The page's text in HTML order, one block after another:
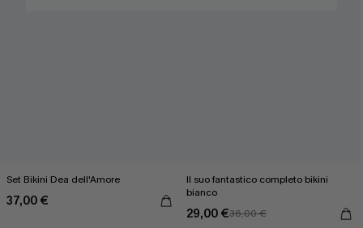
Set Bikini Dea dell'Amore
37,00 €
Il suo fantastico completo bikini
bianco
29,00 €36,00 €